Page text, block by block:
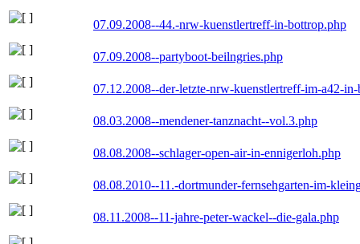
07.09.2008--44.-nrw-kuenstlertreff-in-bottrop.php
07.09.2008--partyboot-beilngries.php
07.12.2008--der-letzte-nrw-kuenstlertreff-im-a42-
08.03.2008--mendener-tanznacht--vol.3.php
08.08.2008--schlager-open-air-in-ennigerloh.php
08.08.2010--11.-dortmunder-fernsehgarten-im-
08.11.2008--11-jahre-peter-wackel--die-gala.php